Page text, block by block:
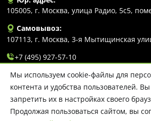
105005, г. Москва, улица Радио, 5с5,
Самовывоз:
107113, г. Москва, 3-я Мытищинская
+7 (495) 927-57-10
info@evlart.ru
© 2026 Evlart. Сайт несет
Мы используем cookie-файлы для
контента и удобства пользователей.
запретить их в настройках своего
Продолжая пользоваться сайтом, вы